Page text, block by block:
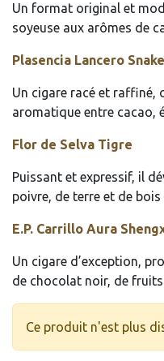
Un format original et
soyeuse aux arômes de
Plasencia Lancero Snake
Un cigare racé et raffiné,
aromatique entre cacao,
Flor de Selva Tigre
Puissant et expressif, il
poivre, de terre et de bois
E.P. Carrillo Aura
Un cigare d’exception,
de chocolat noir, de fruits
Ce produit n'est plus